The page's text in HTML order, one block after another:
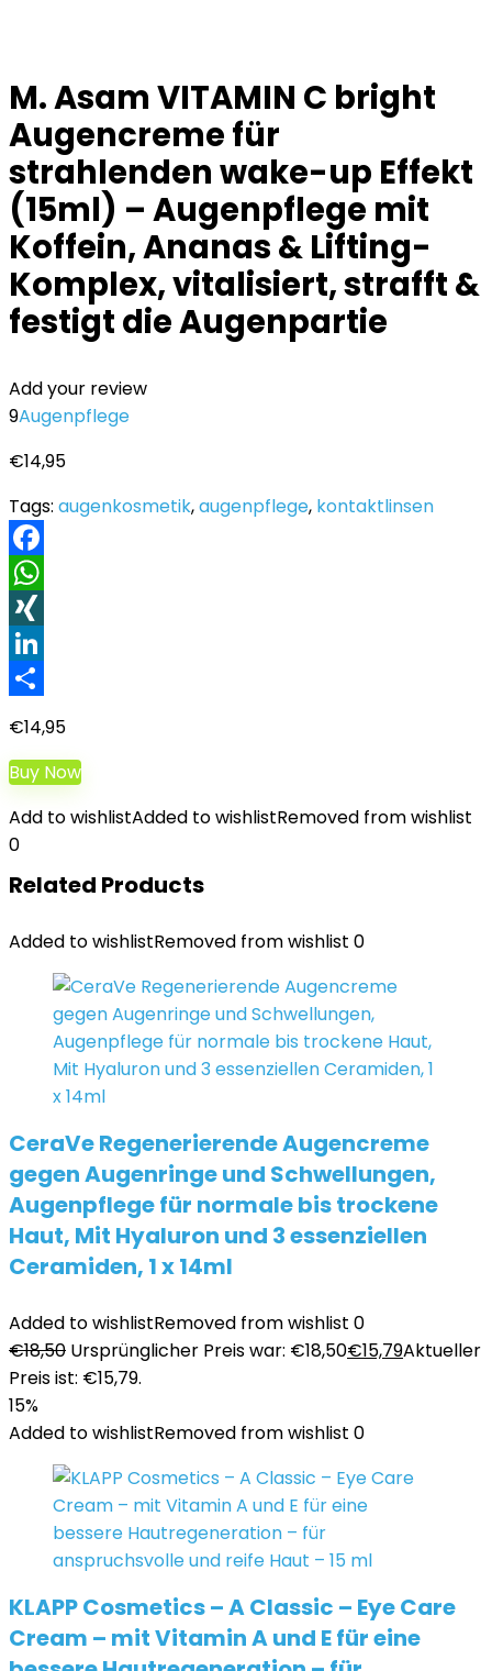
M. Asam VITAMIN C bright
Augencreme für
strahlenden wake-up Effekt
(15ml) – Augenpflege mit
Koffein, Ananas & Lifting-
Komplex, vitalisiert, strafft &
festigt die Augenpartie
Add your review
9Augenpflege
€14,95
Tags: augenkosmetik,augenpflege, kontaktlinsen
Facebook
WhatsApp
XING
LinkedIn
€14,95
Buy Now
Add to wishlistAdded to wishlistRemoved from wishlist
0
Related Products
Added to wishlistRemoved from wishlist 0
CeraVe Regenerierende Augencreme
gegen Augenringe und Schwellungen,
Augenpflege für normale bis trockene
Haut, Mit Hyaluron und 3 essenziellen
Ceramiden, 1 x 14ml
Added to wishlistRemoved from wishlist 0
€18,50 Ursprünglicher Preis war: €18,50€15,79Aktueller
Preis ist: €15,79.
15%
Added to wishlistRemoved from wishlist 0
KLAPP Cosmetics – A Classic – Eye Care
Cream – mit Vitamin A und E für eine